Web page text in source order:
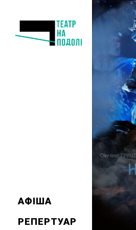
АФІША
РЕПЕРТУАР